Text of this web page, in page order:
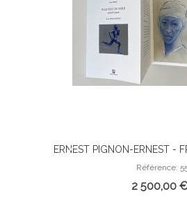
Ajouter Au
ERNEST PIGNON-ERNEST -
du nord ouvrait la porte.
Ernest.
Référence:
2 500,00 €